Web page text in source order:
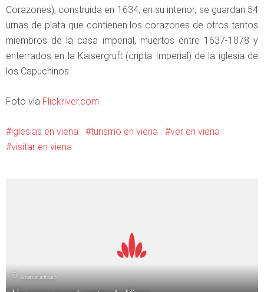
Corazones), construida en 1634; en su interior, se guardan 54
urnas de plata que contienen los corazones de otros tantos
miembros de la casa imperial, muertos entre 1637-1878 y
enterrados en la Kaisergruft (cripta Imperial) de la iglesia de
los Capuchinos.
Foto vía Flickriver.com
iglesias en viena turismo en viena
ver en viena
visitar en viena
Anterior artículo